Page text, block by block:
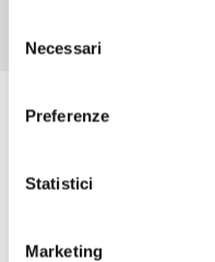
delNecessari
Preferenze
Statistici
Marketing